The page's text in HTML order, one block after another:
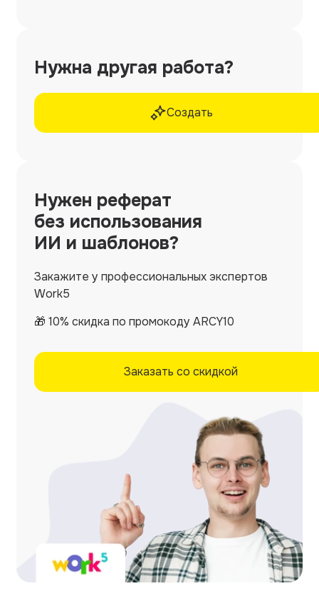
Нужна другая работа?
Создать
Нужен реферат
без использования
ИИ и шаблонов?
Закажите у профессиональных экспертов
Work5
🎁 10% скидка по промокоду ARCY10
Заказать со скидкой